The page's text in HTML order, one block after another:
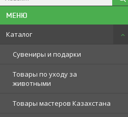
Каталог
Сувениры и подарки
Товары по уходу за
животными
Товары мастеров Казахстана